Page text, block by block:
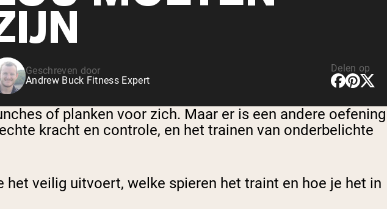
Geschreven door
Andrew Buck Fitness Expert
Delen op
of planken voor zich. Maar er is een andere oefening
kracht en controle, en het trainen van onderbelichte
veilig uitvoert, welke spieren het traint en hoe je het in